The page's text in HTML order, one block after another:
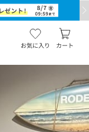
お気に入り カート